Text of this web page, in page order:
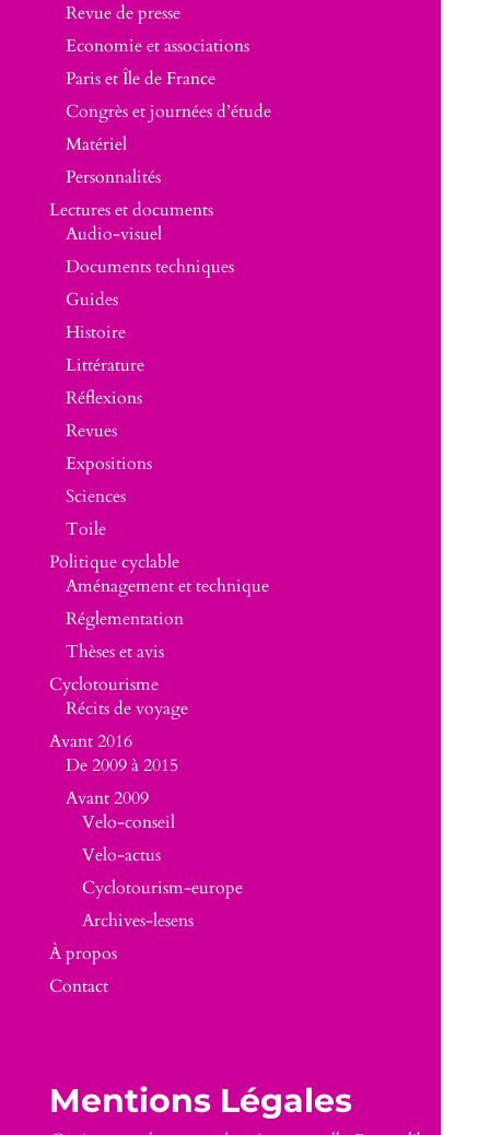
Revue de presse
Economie et associations
Paris et Île de France
Congrès et journées d’étude
Matériel
Personnalités
Lectures et documents
Audio-visuel
Documents techniques
Guides
Histoire
Littérature
Réflexions
Revues
Expositions
Sciences
Toile
Politique cyclable
Aménagement et technique
Réglementation
Thèses et avis
Cyclotourisme
Récits de voyage
Avant 2016
De 2009 à 2015
Avant 2009
Velo-conseil
Velo-actus
Cyclotourism-europe
Archives-lesens
À propos
Contact
Mentions Légales